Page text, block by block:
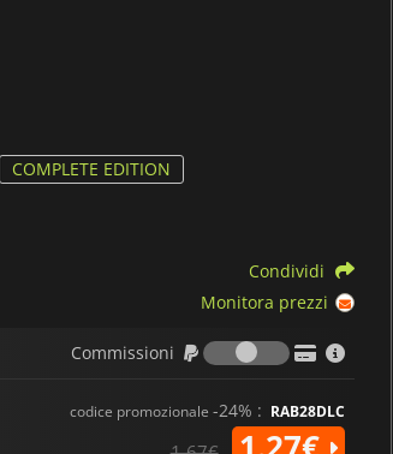
Crea le tue regole - Create il
eserciti ostili ovunque, esseri
potete vedere, quindi
attraverso le scelte che fate.
Sviluppato e pubblicato da
survival e horror gaming. Il
COMPLETE EDITION
Condividi
Monitora prezzi
Commissioni
Commissioni
codice promozionale -24% : RAB28DLC